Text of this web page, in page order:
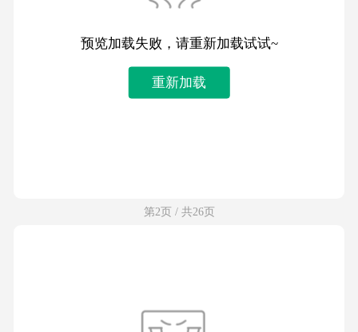
预览加载失败，请重新加载试试~
重新加载
第2页 / 共26页